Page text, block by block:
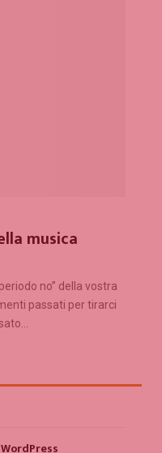
musica
no” della vostra
passati per tirarci